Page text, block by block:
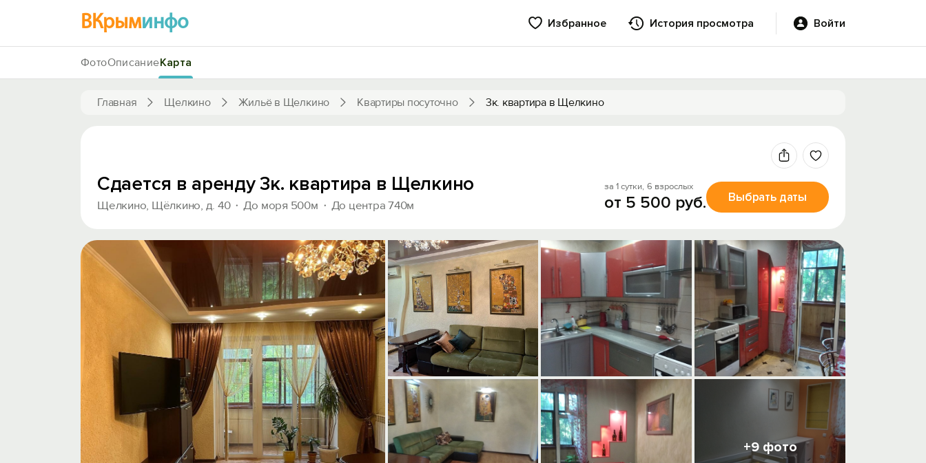
ВКрыминфо Избранное История просмотра Войти
Главная Щелкино Жильё в Щелкино Квартиры посуточно 3к. квартира в Щелкино
ФотоОписаниеКарта
+9 фото
Сдается в аренду 3к. квартира в Щелкино
Щелкино, Щёлкино, д. 40 До моря 500м До центра 740м
за 1 сутки, 6 взрослых
от 5 500 руб. Выбрать даты